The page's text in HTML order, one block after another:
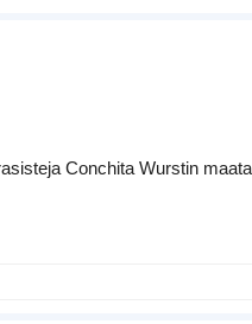
Conchita Wurstin